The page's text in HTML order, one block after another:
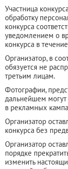
Участница
обработку
конкурса
уведомлением о
конкурса в
Организатор, в
обязуется не
третьим лицам.
Фотографии,
дальнейшем могут
в рекламных
Организатор
конкурса без
Организатор
порядке
изменить